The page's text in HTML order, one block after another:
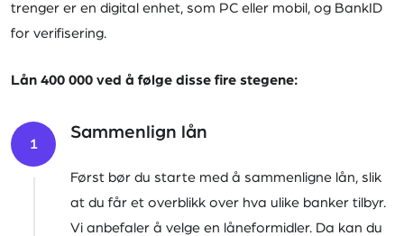
trenger er en digital enhet, som PC eller mobil, og BankID
for verifisering.
Lån 400 000 ved å følge disse fire stegene:
1
Sammenlign lån
Først bør du starte med å sammenligne lån, slik
at du får et overblikk over hva ulike banker tilbyr.
Vi anbefaler å velge en låneformidler. Da kan du